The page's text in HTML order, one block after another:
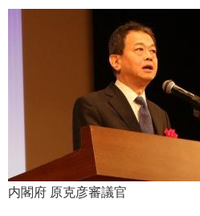
内閣府 原克彦審議官